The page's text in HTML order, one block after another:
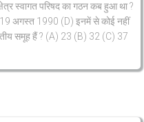
स्वागत परिषद का गठन कब हुआ था ?
अगस्त 1990 (D) इनमें से कोई नहीं
समूह हैं ? (A) 23 (B) 32 (C) 37